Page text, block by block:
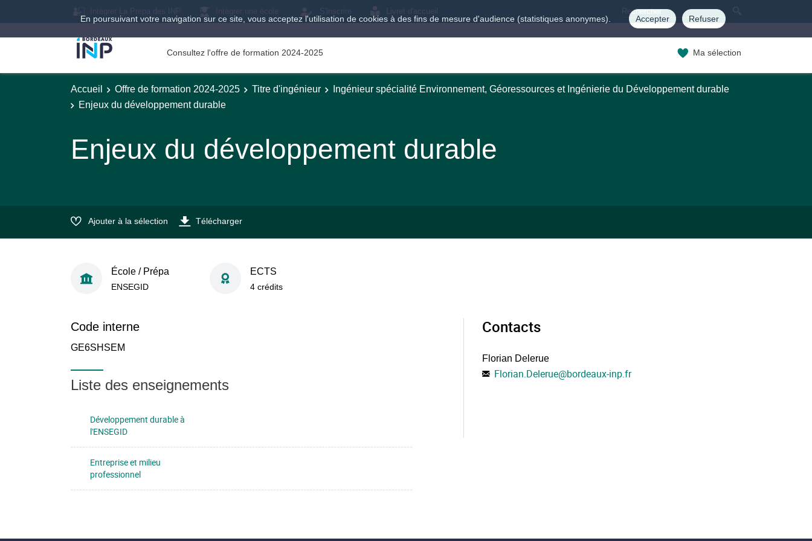
En poursuivant votre navigation sur ce site, vous acceptez l'utilisation de cookies à des fins de mesure d'audience (statistiques anonymes). Accepter Refuser
Intégrer La Prépa des INP Intégrer une école S'inscrire Livret d'accueil
Consultez l'offre de formation 2024-2025 Ma sélection
Accueil Offre de formation 2024-2025 Titre d'ingénieur
Ingénieur spécialité Environnement, Géoressources et Ingénierie du Développement durable
Enjeux du développement durable
Enjeux du développement durable
Ajouter à la sélection Télécharger
École / Prépa
ENSEGID
ECTS
4 crédits
Code interne
GE6SHSEM
Liste des enseignements
Développement durable à
l'ENSEGID
Entreprise et milieu
professionnel
Contacts
Florian Delerue
Florian.Delerue@bordeaux-inp.fr